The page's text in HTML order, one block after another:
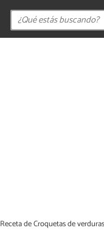
Receta de Croquetas de